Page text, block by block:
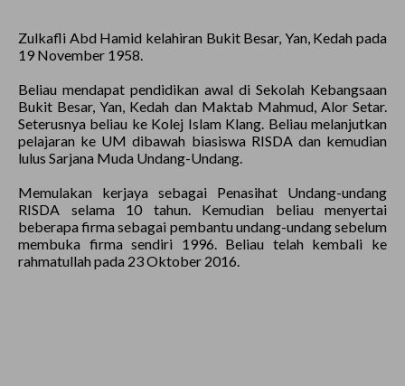
Zulkafli Abd Hamid kelahiran Bukit Besar, Yan, Kedah pada
19 November 1958.
Beliau mendapat pendidikan awal di Sekolah Kebangsaan
Bukit Besar, Yan, Kedah dan Maktab Mahmud, Alor Setar.
Seterusnya beliau ke Kolej Islam Klang. Beliau melanjutkan
pelajaran ke UM dibawah biasiswa RISDA dan kemudian
lulus Sarjana Muda Undang-Undang.
Memulakan kerjaya sebagai Penasihat Undang-undang
RISDA selama 10 tahun. Kemudian beliau menyertai
beberapa firma sebagai pembantu undang-undang sebelum
membuka firma sendiri 1996. Beliau telah kembali ke
rahmatullah pada 23 Oktober 2016.